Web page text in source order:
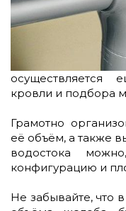
осуществляется
кровли и подбора
Грамотно
её объём, а также
водостока
конфигурацию и
Не забывайте, что